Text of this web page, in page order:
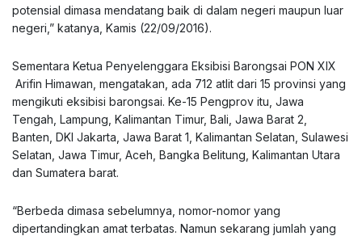
potensial dimasa mendatang baik di dalam negeri maupun luar
negeri,” katanya, Kamis (22/09/2016).
Sementara Ketua Penyelenggara Eksibisi Barongsai PON XIX
Arifin Himawan, mengatakan, ada 712 atlit dari 15 provinsi yang
mengikuti eksibisi barongsai. Ke-15 Pengprov itu, Jawa
Tengah, Lampung, Kalimantan Timur, Bali, Jawa Barat 2,
Banten, DKI Jakarta, Jawa Barat 1, Kalimantan Selatan, Sulawesi
Selatan, Jawa Timur, Aceh, Bangka Belitung, Kalimantan Utara
dan Sumatera barat.
“Berbeda dimasa sebelumnya, nomor-nomor yang
dipertandingkan amat terbatas. Namun sekarang jumlah yang